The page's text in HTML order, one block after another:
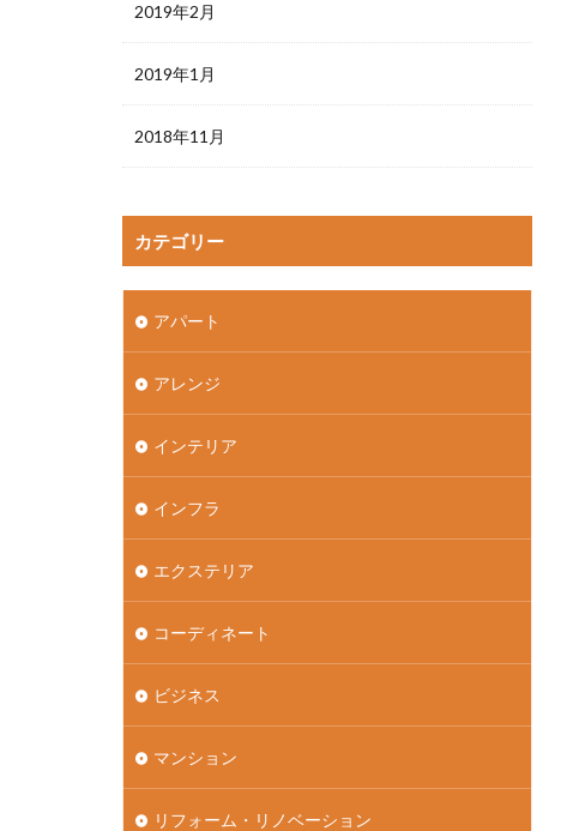
2019年2月
2019年1月
2018年11月
カテゴリー
アパート
アレンジ
インテリア
インフラ
エクステリア
コーディネート
ビジネス
マンション
リフォーム・リノベーション